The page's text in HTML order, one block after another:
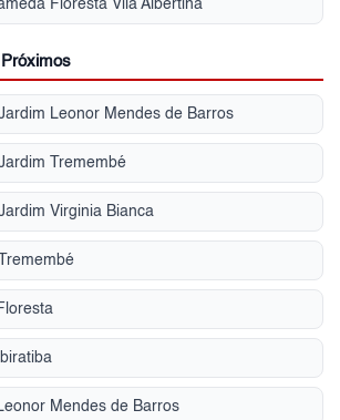
Floresta Vila Albertina
Leonor Mendes de Barros
Tremembé
Virginia Bianca
Mendes de Barros